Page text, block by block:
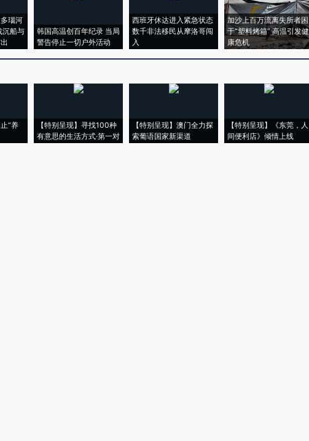
瑙河
沉船与
韩国高温创百年纪录 当局
警告停止一切户外活动
西班牙休达进入紧急状态
数千非法移民从摩洛哥闯
入
加沙上百万流离失所者困
于“塑料烤箱” 高温引发健
康危机
“养
【特别呈现】寻找100种
有意思的生活方式·第一对
【特别呈现】澳门全力探
索葡语国家新渠道
【特别呈现】《东莞，人
间便利店》倾情上线